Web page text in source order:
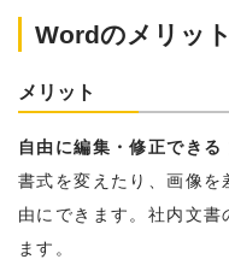
Wordのメリッ
メリット
自由に編集・修正できる
書式を変えたり、画像を
由にできます。社内文
ます。